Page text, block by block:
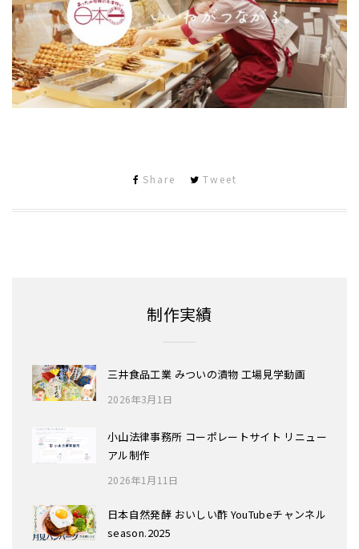
Share Tweet
制作実績
三井食品工業 みついの漬物 工場見学動画
2026年3月1日
小山法律事務所 コーポレートサイト リニュー
アル制作
2026年1月11日
日本自然発酵 おいしい酢 YouTubeチャンネル
season.2025